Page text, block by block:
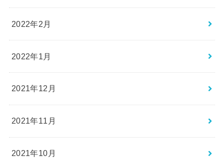
2022年2月
2022年1月
2021年12月
2021年11月
2021年10月